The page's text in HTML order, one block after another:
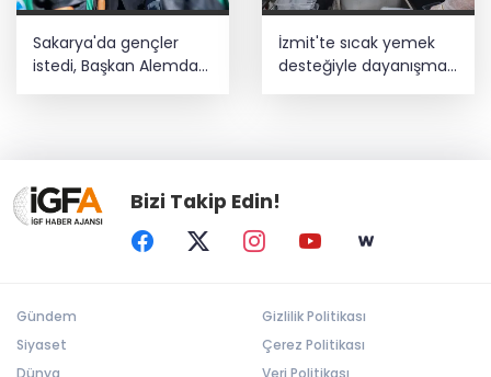
Sakarya'da gençler
istedi, Başkan Alemdar
talimat verdi
İzmit'te sıcak yemek
desteğiyle dayanışma
büyüyor
Bizi Takip Edin!
Gündem
Siyaset
Gizlilik Politikası
Çerez Politikası